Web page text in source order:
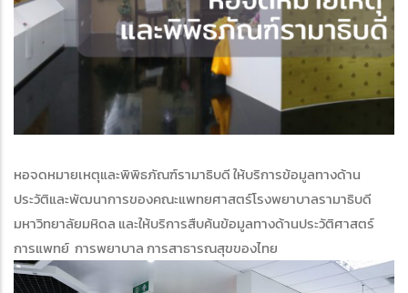
หอจดหมายเหตุและพิพิธภัณฑ์รามาธิบดี ให้บริการข้อมูลทางด้าน
ประวัติและพัฒนาการของคณะแพทยศาสตร์โรงพยาบาลรามาธิบดี
มหาวิทยาลัยมหิดล และให้บริการสืบค้นข้อมูลทางด้านประวัติศาสตร์
การแพทย์ การพยาบาล การสาธารณสุขของไทย